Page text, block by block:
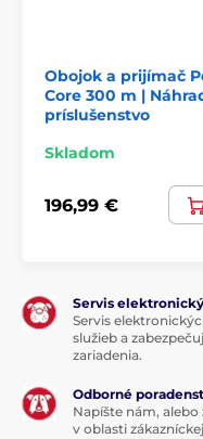
Obojok a prijímač
Core 300 m |
príslušenstvo
Skladom
196,99 €
Servis
Servis
služieb a
zariadenia.
Odborné
Napíšte nám,
v oblasti